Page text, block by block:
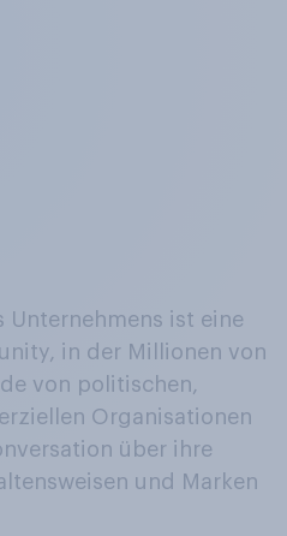
Unternehmens ist eine
in der Millionen von
von politischen,
Organisationen
über ihre
und Marken